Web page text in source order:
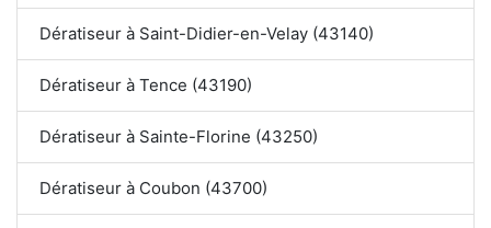
Dératiseur à Saint-Didier-en-Velay (43140)
Dératiseur à Tence (43190)
Dératiseur à Sainte-Florine (43250)
Dératiseur à Coubon (43700)